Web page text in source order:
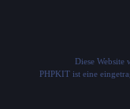
Diese Website
PHPKIT ist eine